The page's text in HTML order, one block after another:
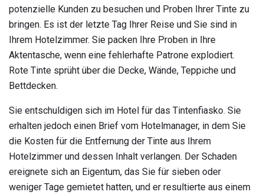
potenzielle Kunden zu besuchen und Proben Ihrer Tinte zu
bringen. Es ist der letzte Tag Ihrer Reise und Sie sind in
Ihrem Hotelzimmer. Sie packen Ihre Proben in Ihre
Aktentasche, wenn eine fehlerhafte Patrone explodiert.
Rote Tinte sprüht über die Decke, Wände, Teppiche und
Bettdecken.
Sie entschuldigen sich im Hotel für das Tintenfiasko. Sie
erhalten jedoch einen Brief vom Hotelmanager, in dem Sie
die Kosten für die Entfernung der Tinte aus Ihrem
Hotelzimmer und dessen Inhalt verlangen. Der Schaden
ereignete sich an Eigentum, das Sie für sieben oder
weniger Tage gemietet hatten, und er resultierte aus einem